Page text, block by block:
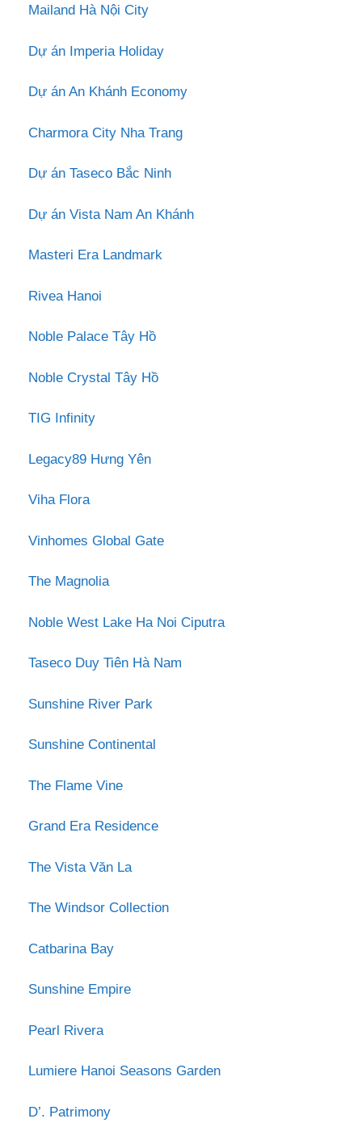
Mailand Hà Nội City
Dự án Imperia Holiday
Dự án An Khánh Economy
Charmora City Nha Trang
Dự án Taseco Bắc Ninh
Dự án Vista Nam An Khánh
Masteri Era Landmark
Rivea Hanoi
Noble Palace Tây Hồ
Noble Crystal Tây Hồ
TIG Infinity
Legacy89 Hưng Yên
Viha Flora
Vinhomes Global Gate
The Magnolia
Noble West Lake Ha Noi Ciputra
Taseco Duy Tiên Hà Nam
Sunshine River Park
Sunshine Continental
The Flame Vine
Grand Era Residence
The Vista Văn La
The Windsor Collection
Catbarina Bay
Sunshine Empire
Pearl Rivera
Lumiere Hanoi Seasons Garden
D’. Patrimony